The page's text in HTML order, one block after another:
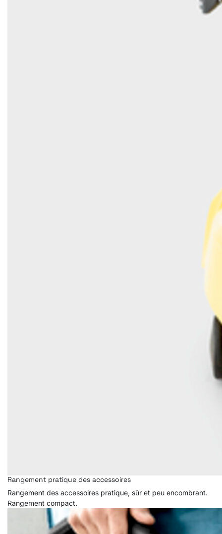
Rangement pratique des accessoires
Rangement des accessoires pratique, sûr et peu encombrant.
Rangement compact.